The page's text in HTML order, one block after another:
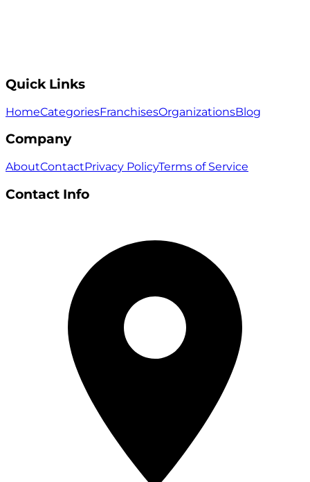
Quick Links
HomeCategoriesFranchisesOrganizationsBlog
Company
AboutContactPrivacy PolicyTerms of Service
Contact Info